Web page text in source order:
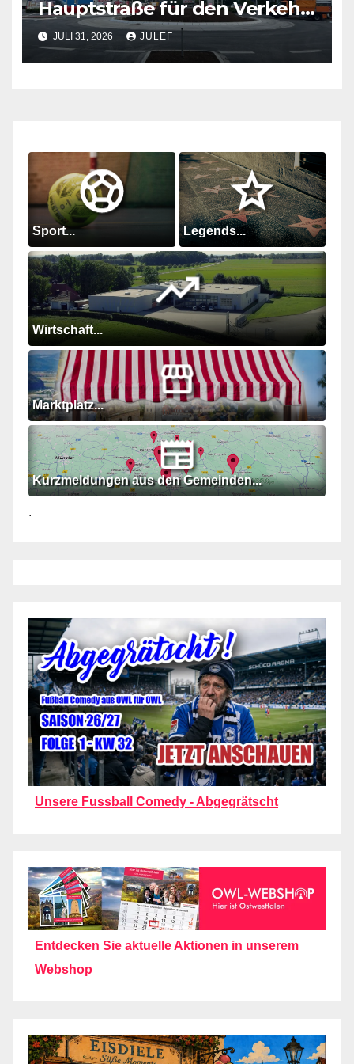
Hauptstraße für den Verkehr
freigegeben
JULI 31, 2026 JULEF
Sport... Legends...
Wirtschaft...
Marktplatz...
Kurzmeldungen aus den Gemeinden...
.
Unsere Fussball Comedy - Abgegrätscht
Entdecken Sie aktuelle Aktionen in unserem
Webshop